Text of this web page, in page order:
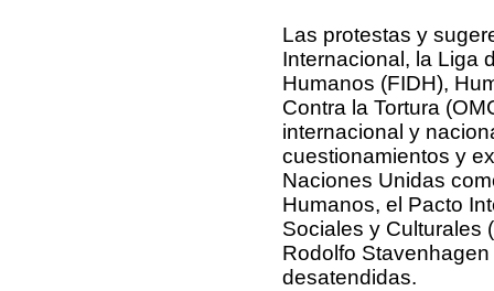
Las protestas y
Internacional, la Liga
Humanos (FIDH),
Contra la Tortura
internacional y
cuestionamientos y
Naciones Unidas
Humanos, el Pacto
Sociales y Culturales
Rodolfo
desatendidas.